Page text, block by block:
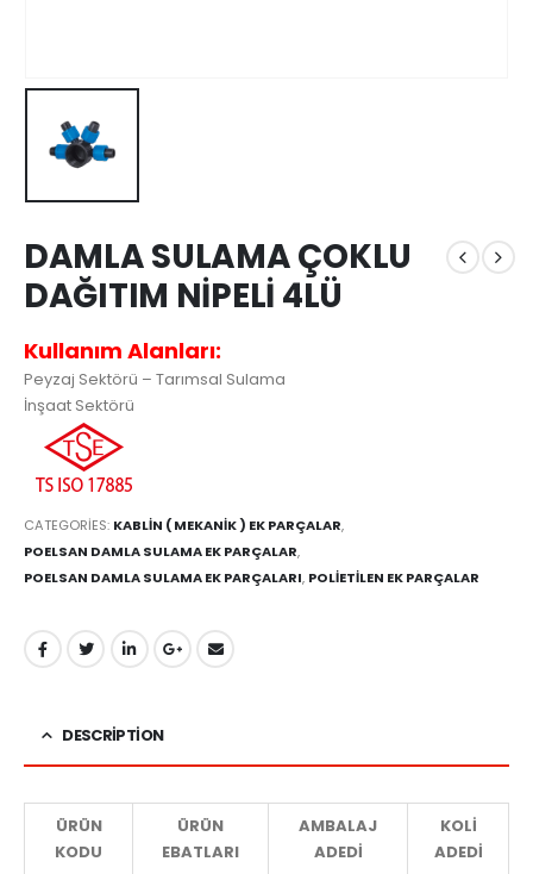
DAMLA SULAMA ÇOKLU
DAĞITIM NİPELİ 4LÜ
Kullanım Alanları:
Peyzaj Sektörü – Tarımsal Sulama
İnşaat Sektörü
CATEGORIES: KABLİN ( MEKANİK ) EK PARÇALAR,
POELSAN DAMLA SULAMA EK PARÇALAR,
POELSAN DAMLA SULAMA EK PARÇALARI, POLİETİLEN EK PARÇALAR
DESCRIPTION
ÜRÜN
KODU
ÜRÜN
EBATLARI
AMBALAJ
ADEDİ
KOLİ
ADEDİ